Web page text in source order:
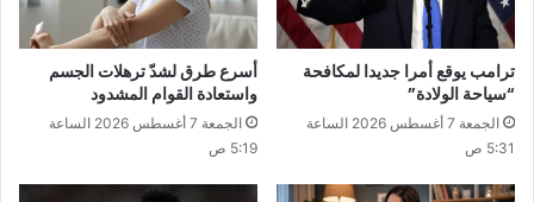
ترامب يوقع أمرا جديدا لمكافحة
“سياحة الولادة”
الجمعة 7 أغسطس 2026 الساعة
5:31 ص
أسرع طرق لشدّ ترهلات الجسم
واستعادة القوام المشدود
الجمعة 7 أغسطس 2026 الساعة
5:19 ص